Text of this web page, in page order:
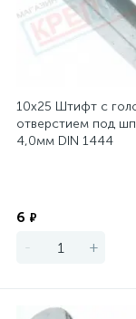
10х25 Штифт с
отверстием под
4,0мм DIN 1444
6 ₽
- +